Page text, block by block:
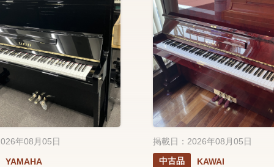
年08月05日
YAMAHA
掲載日：2026年08月05日
中古品
KAWAI